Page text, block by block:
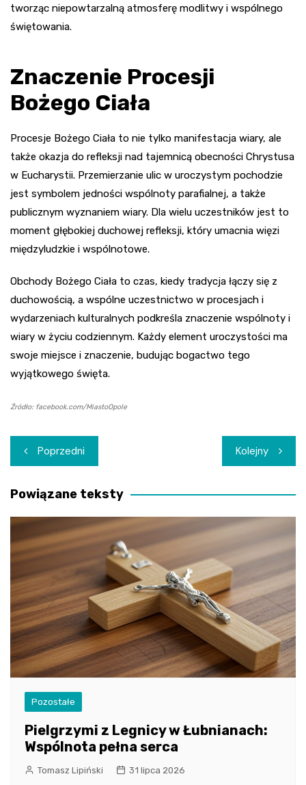
tworząc niepowtarzalną atmosferę modlitwy i wspólnego
świętowania.
Znaczenie Procesji
Bożego Ciała
Procesje Bożego Ciała to nie tylko manifestacja wiary, ale
także okazja do refleksji nad tajemnicą obecności Chrystusa
w Eucharystii. Przemierzanie ulic w uroczystym pochodzie
jest symbolem jedności wspólnoty parafialnej, a także
publicznym wyznaniem wiary. Dla wielu uczestników jest to
moment głębokiej duchowej refleksji, który umacnia więzi
międzyludzkie i wspólnotowe.
Obchody Bożego Ciała to czas, kiedy tradycja łączy się z
duchowością, a wspólne uczestnictwo w procesjach i
wydarzeniach kulturalnych podkreśla znaczenie wspólnoty i
wiary w życiu codziennym. Każdy element uroczystości ma
swoje miejsce i znaczenie, budując bogactwo tego
wyjątkowego święta.
Źródło: facebook.com/MiastoOpole
Nawigacja
wpisu
Poprzedni Kolejny
Powiązane teksty
Pozostałe
Pielgrzymi z Legnicy w Łubnianach:
Wspólnota pełna serca
Tomasz Lipiński 31 lipca 2026